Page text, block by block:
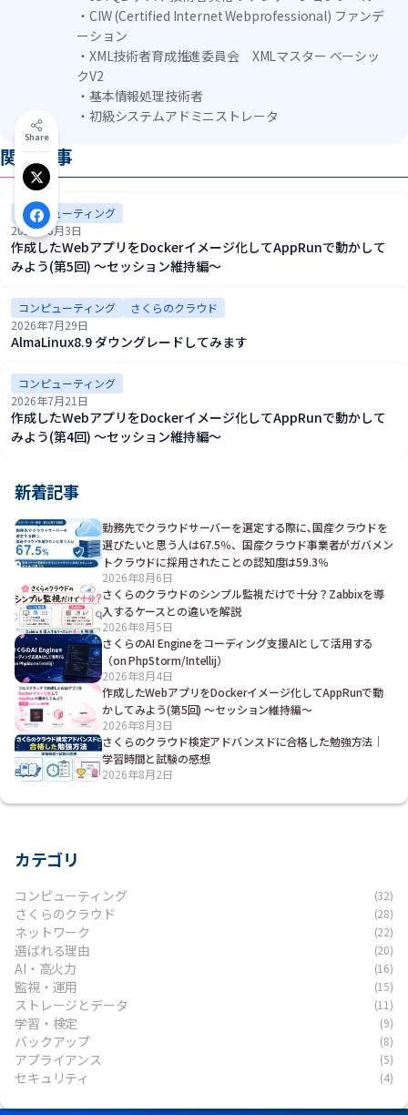
・CIW (Certified Internet Webprofessional) ファンデ
ーション
・XML技術者育成推進委員会 XMLマスター ベーシッ
クV2
・基本情報処理技術者
・初級システムアドミニストレータ
関連記事
コンピューティング
2026年8月3日
作成したWebアプリをDockerイメージ化してAppRunで動かして
みよう(第5回) ～セッション維持編～
コンピューティング
さくらのクラウド
2026年7月29日
AlmaLinux8.9 ダウングレードしてみます
コンピューティング
2026年7月21日
作成したWebアプリをDockerイメージ化してAppRunで動かして
みよう(第4回) ～セッション維持編～
新着記事
勤務先でクラウドサーバーを選定する際に､国産クラウドを
選びたいと思う人は67.5％、国産クラウド事業者がガバメン
トクラウドに採用されたことの認知度は59.3％
2026年8月6日
さくらのクラウドのシンプル監視だけで十分？Zabbixを導
入するケースとの違いを解説
2026年8月5日
さくらのAI Engineをコーディング支援AIとして活用する
（on PhpStorm/Intellij）
2026年8月4日
作成したWebアプリをDockerイメージ化してAppRunで動
かしてみよう(第5回) ～セッション維持編～
2026年8月3日
さくらのクラウド検定アドバンスドに合格した勉強方法｜
学習時間と試験の感想
2026年8月2日
カテゴリ
コンピューティング (32)
さくらのクラウド (28)
ネットワーク (22)
選ばれる理由 (20)
AI・高火力 (16)
監視・運用 (15)
ストレージとデータ (11)
学習・検定 (9)
バックアップ (8)
アプライアンス (5)
セキュリティ (4)
Share
Xでシェア
Facebookでシェア